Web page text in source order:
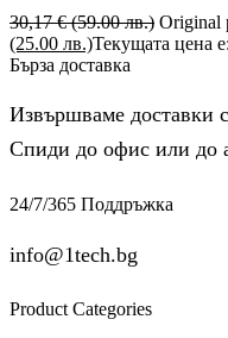
30,17€ (59.00 лв.) Original
(25.00 лв.)Текущата цена
Бърза доставка
Извършваме доставки
Спиди до офис или до
24/7/365 Поддръжка
info@1tech.bg
Product Categories